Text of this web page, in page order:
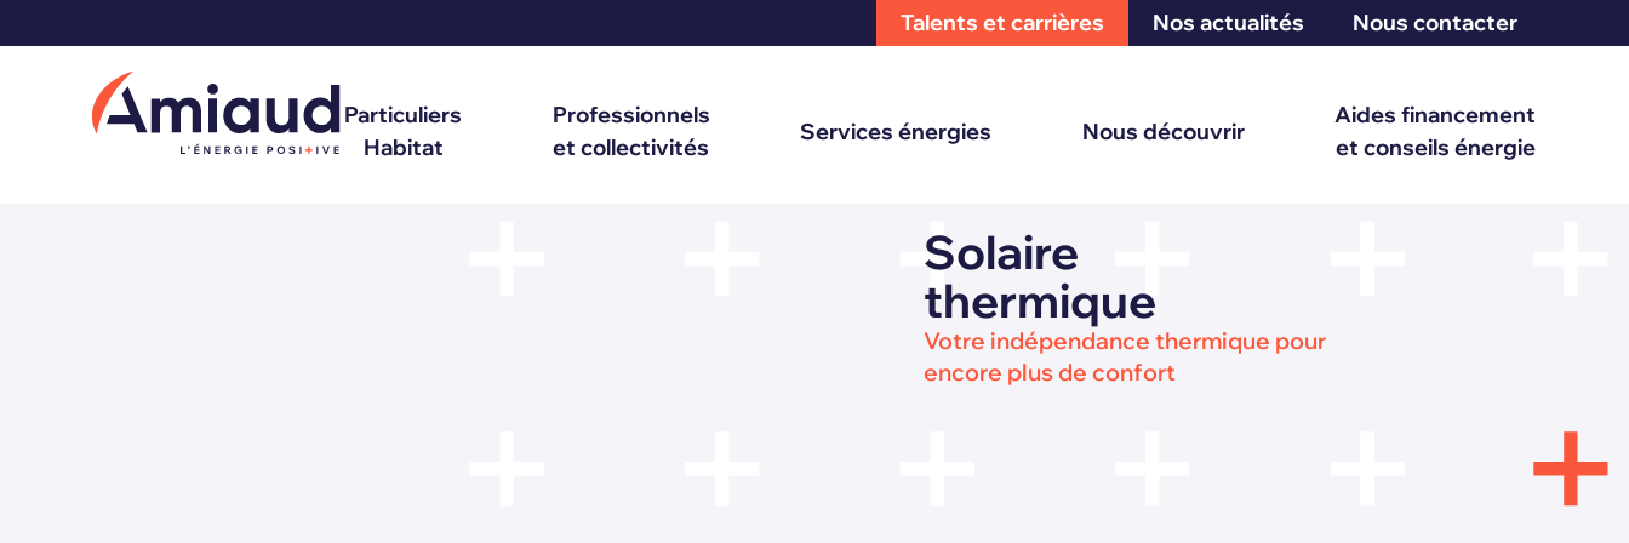
Talents et carrières Nos actualités Nous contacter
Particuliers
Habitat
Professionnels
et collectivités
Services énergies Nous découvrir
Aides financement
et conseils énergie
Solaire
thermique
Votre indépendance thermique pour
encore plus de confort